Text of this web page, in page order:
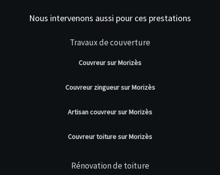
Nous intervenons aussi pour ces prestations
Travaux de couverture
Couvreur sur Morizès
Couvreur zingueur sur Morizès
Artisan couvreur sur Morizès
Couvreur toiture sur Morizès
Rénovation de toiture